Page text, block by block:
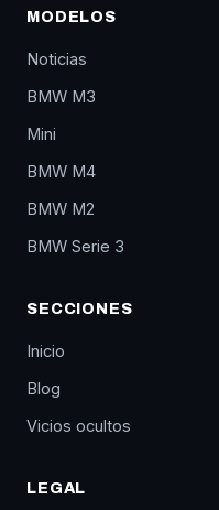
MODELOS
Noticias
BMW M3
Mini
BMW M4
BMW M2
BMW Serie 3
SECCIONES
Inicio
Blog
Vicios ocultos
LEGAL